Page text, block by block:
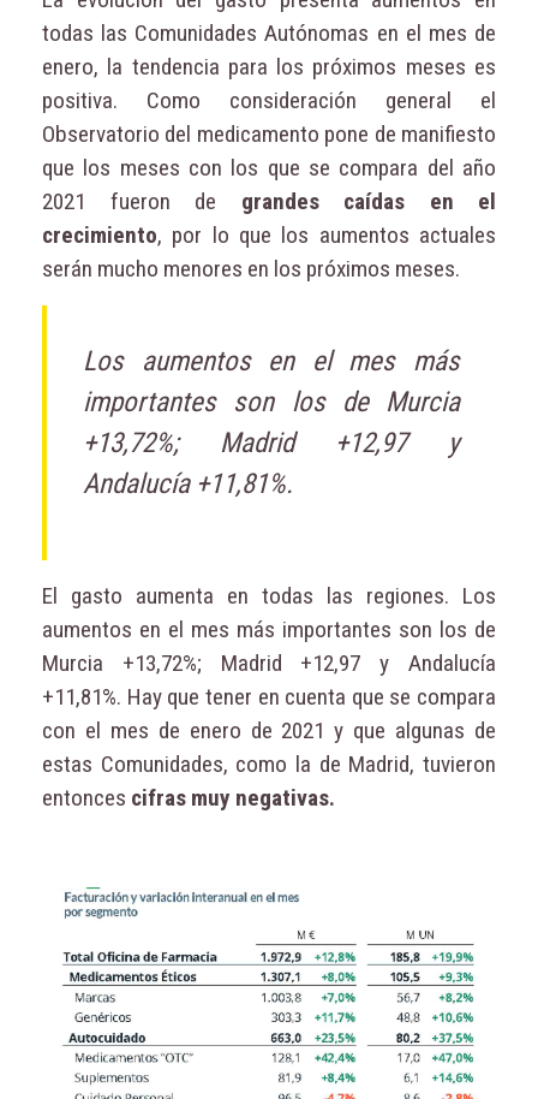
todas las Comunidades Autónomas en el mes de
enero, la tendencia para los próximos meses es
positiva. Como consideración general el
Observatorio del medicamento pone de manifiesto
que los meses con los que se compara del año
2021 fueron de grandes caídas en el
crecimiento, por lo que los aumentos actuales
serán mucho menores en los próximos meses.
Los aumentos en el mes más
importantes son los de Murcia
+13,72%; Madrid +12,97 y
Andalucía +11,81%.
El gasto aumenta en todas las regiones. Los
aumentos en el mes más importantes son los de
Murcia +13,72%; Madrid +12,97 y Andalucía
+11,81%. Hay que tener en cuenta que se compara
con el mes de enero de 2021 y que algunas de
estas Comunidades, como la de Madrid, tuvieron
entonces cifras muy negativas.